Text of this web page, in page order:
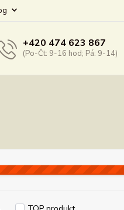
+420 474 623 867
(Po-Čt: 9-16 hod; Pá: 9-14)